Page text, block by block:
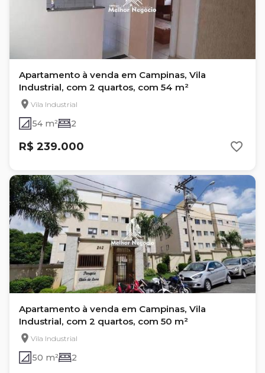
Apartamento à venda em Campinas, Vila
Industrial, com 2 quartos, com 54 m²
Vila Industrial
54 m² 2
R$ 239.000
Apartamento à venda em Campinas, Vila
Industrial, com 2 quartos, com 50 m²
Vila Industrial
50 m² 2